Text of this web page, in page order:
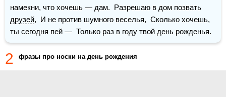
друзей,  И не против шумного веселья,  Сколько хочешь,
ты сегодня пей —  Только раз в году твой день рожденья.
2 фразы про носки на день рождения